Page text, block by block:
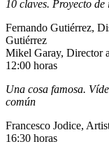
10 claves. Proyecto
Fernando Gutiérrez,
Gutiérrez
Mikel Garay, Director
12:00 horas
Una cosa famosa.
común
Francesco Jodice,
16:30 horas